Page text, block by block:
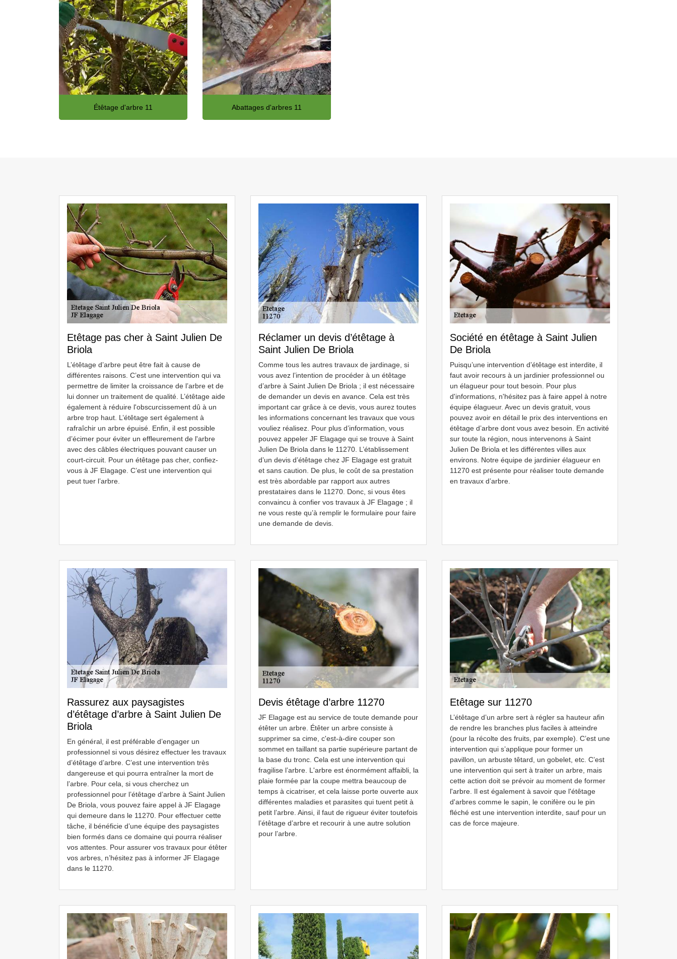
Étêtage d'arbre 11 Abattages d'arbres 11
Etêtage pas cher à Saint Julien De
Briola
L’étêtage d’arbre peut être fait à cause de
différentes raisons. C’est une intervention qui va
permettre de limiter la croissance de l’arbre et de
lui donner un traitement de qualité. L’étêtage aide
également à réduire l'obscurcissement dû à un
arbre trop haut. L’étêtage sert également à
rafraîchir un arbre épuisé. Enfin, il est possible
d’écimer pour éviter un effleurement de l'arbre
avec des câbles électriques pouvant causer un
court-circuit. Pour un étêtage pas cher, confiez-
vous à JF Elagage. C’est une intervention qui
peut tuer l’arbre.
Réclamer un devis d’étêtage à
Saint Julien De Briola
Comme tous les autres travaux de jardinage, si
vous avez l’intention de procéder à un étêtage
d’arbre à Saint Julien De Briola ; il est nécessaire
de demander un devis en avance. Cela est très
important car grâce à ce devis, vous aurez toutes
les informations concernant les travaux que vous
vouliez réalisez. Pour plus d’information, vous
pouvez appeler JF Elagage qui se trouve à Saint
Julien De Briola dans le 11270. L’établissement
d’un devis d’étêtage chez JF Elagage est gratuit
et sans caution. De plus, le coût de sa prestation
est très abordable par rapport aux autres
prestataires dans le 11270. Donc, si vous êtes
convaincu à confier vos travaux à JF Elagage ; il
ne vous reste qu’à remplir le formulaire pour faire
une demande de devis.
Société en étêtage à Saint Julien
De Briola
Puisqu’une intervention d’étêtage est interdite, il
faut avoir recours à un jardinier professionnel ou
un élagueur pour tout besoin. Pour plus
d'informations, n'hésitez pas à faire appel à notre
équipe élagueur. Avec un devis gratuit, vous
pouvez avoir en détail le prix des interventions en
étêtage d’arbre dont vous avez besoin. En activité
sur toute la région, nous intervenons à Saint
Julien De Briola et les différentes villes aux
environs. Notre équipe de jardinier élagueur en
11270 est présente pour réaliser toute demande
en travaux d’arbre.
Rassurez aux paysagistes
d’étêtage d’arbre à Saint Julien De
Briola
En général, il est préférable d’engager un
professionnel si vous désirez effectuer les travaux
d’étêtage d’arbre. C’est une intervention très
dangereuse et qui pourra entraîner la mort de
l’arbre. Pour cela, si vous cherchez un
professionnel pour l’étêtage d’arbre à Saint Julien
De Briola, vous pouvez faire appel à JF Elagage
qui demeure dans le 11270. Pour effectuer cette
tâche, il bénéficie d’une équipe des paysagistes
bien formés dans ce domaine qui pourra réaliser
vos attentes. Pour assurer vos travaux pour étêter
vos arbres, n’hésitez pas à informer JF Elagage
dans le 11270.
Devis étêtage d’arbre 11270
JF Elagage est au service de toute demande pour
étêter un arbre. Étêter un arbre consiste à
supprimer sa cime, c'est-à-dire couper son
sommet en taillant sa partie supérieure partant de
la base du tronc. Cela est une intervention qui
fragilise l’arbre. L'arbre est énormément affaibli, la
plaie formée par la coupe mettra beaucoup de
temps à cicatriser, et cela laisse porte ouverte aux
différentes maladies et parasites qui tuent petit à
petit l’arbre. Ainsi, il faut de rigueur éviter toutefois
l’étêtage d’arbre et recourir à une autre solution
pour l’arbre.
Etêtage sur 11270
L’étêtage d’un arbre sert à régler sa hauteur afin
de rendre les branches plus faciles à atteindre
(pour la récolte des fruits, par exemple). C’est une
intervention qui s’applique pour former un
pavillon, un arbuste têtard, un gobelet, etc. C’est
une intervention qui sert à traiter un arbre, mais
cette action doit se prévoir au moment de former
l'arbre. Il est également à savoir que l'étêtage
d'arbres comme le sapin, le conifère ou le pin
fléché est une intervention interdite, sauf pour un
cas de force majeure.